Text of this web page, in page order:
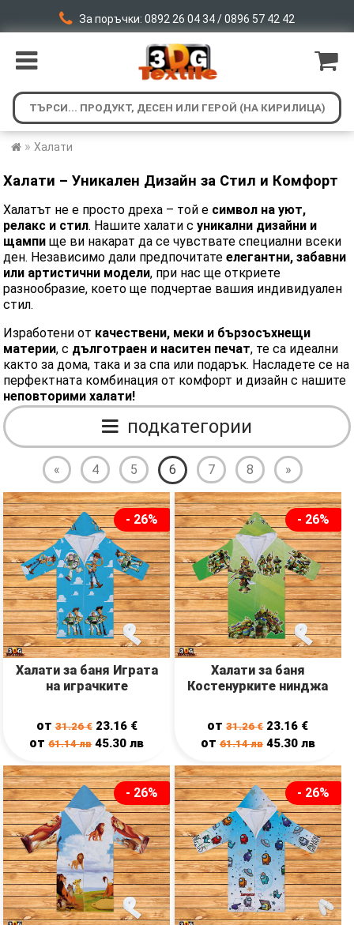
За поръчки: 0892 26 04 34 / 0896 57 42 42
» Халати
Халати – Уникален Дизайн за Стил и Комфорт
Халатът не е просто дреха – той е символ на уют,
релакс и стил. Нашите халати суникални дизайни и
щампи ще ви накарат да се чувствате специални всеки
ден. Независимо дали предпочитатеелегантни, забавни
или артистични модели, при нас ще откриете
разнообразие, което ще подчертае вашия индивидуален
стил.
Изработени от качествени, меки и бързосъхнещи
материи, с дълготраен и наситен печат, те са идеални
както за дома, така и за спа или подарък. Насладете се на
перфектната комбинация от комфорт и дизайн с нашите
неповторими халати!
подкатегории
« 4 5 6 7 8 »
- 26%
Халати за баня Играта
на играчките
от31.26€ 23.16 €
от61.14лв 45.30лв
- 26%
Халати за баня
Костенурките нинджа
от31.26€ 23.16 €
от 61.14лв 45.30 лв
- 26% - 26%